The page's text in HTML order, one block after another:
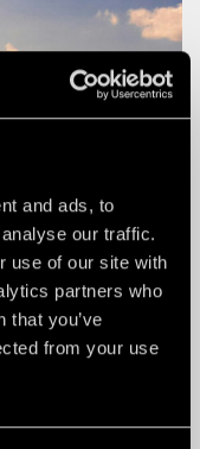
and ads, to
our traffic.
use of our site with
partners who
that you’ve
from your use